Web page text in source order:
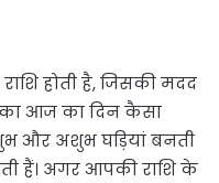
होती है, जिसकी मदद
आज का दिन कैसा
और अशुभ घड़ियां बनती
हैं। अगर आपकी राशि के